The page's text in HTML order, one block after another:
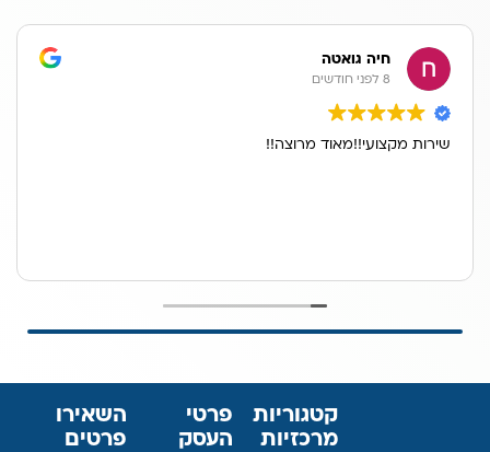
חיה גואטה
8 לפני חודשים
שירות מקצועי!!מאוד מרוצה!!
קטגוריות
מרכזיות
פרטי
העסק
השאירו
פרטים